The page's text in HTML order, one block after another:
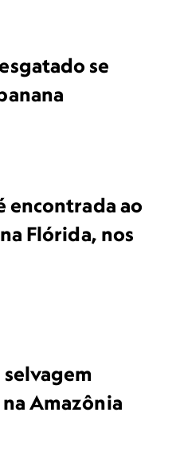
se
encontrada ao
Flórida, nos
Amazônia